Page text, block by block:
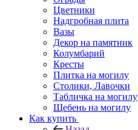
Цветники
Надгробная плита
Вазы
Декор на памятник
Колумбарий
Кресты
Плитка на могилу
Столики, Лавочки
Табличка на могилу
Щебень на могилу
Как купить